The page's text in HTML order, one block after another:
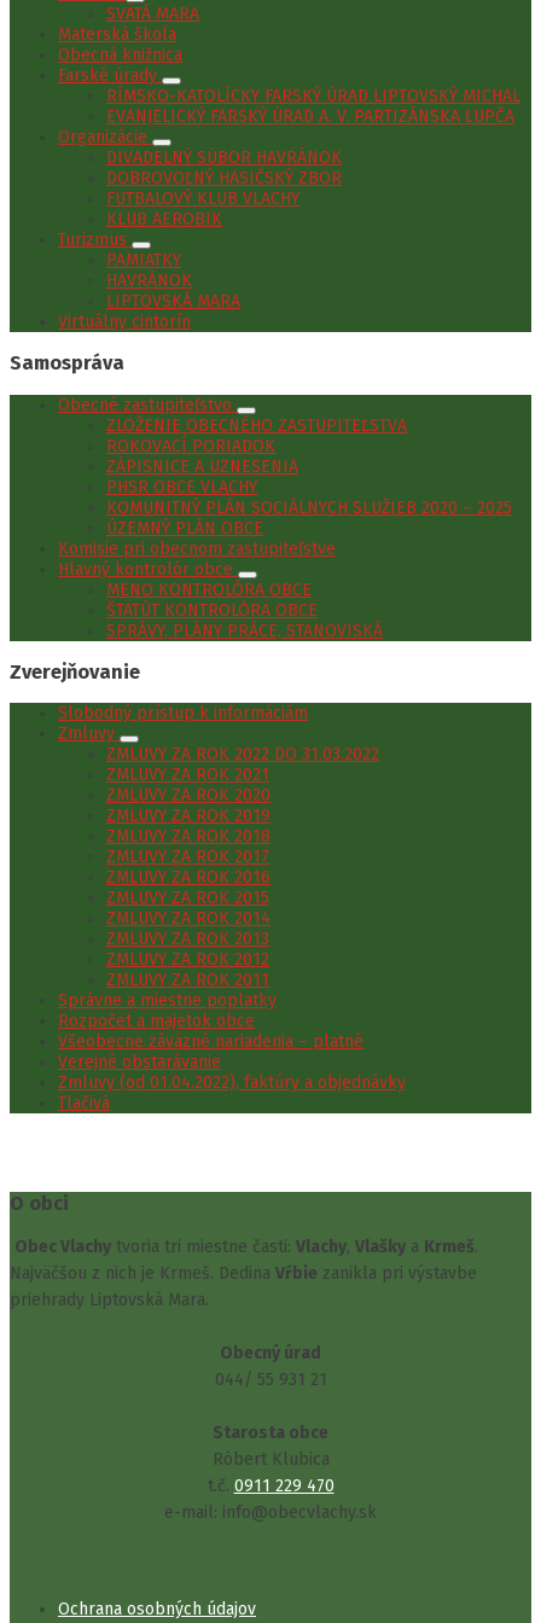
SVÄTÁ MARA
Materská škola
Obecná knižnica
Farské úrady
RÍMSKO-KATOLÍCKY FARSKÝ ÚRAD LIPTOVSKÝ MICHAL
EVANJELICKÝ FARSKÝ ÚRAD A. V. PARTIZÁNSKA ĽUPČA
Organizácie
DIVADELNÝ SÚBOR HAVRÁNOK
DOBROVOĽNÝ HASIČSKÝ ZBOR
FUTBALOVÝ KLUB VLACHY
KLUB AEROBIK
Turizmus
PAMIATKY
HAVRÁNOK
LIPTOVSKÁ MARA
Virtuálny cintorín
Samospráva
Obecné zastupiteľstvo
ZLOŽENIE OBECNÉHO ZASTUPITEĽSTVA
ROKOVACÍ PORIADOK
ZÁPISNICE A UZNESENIA
PHSR OBCE VLACHY
KOMUNITNÝ PLÁN SOCIÁLNYCH SLUŽIEB 2020 – 2025
ÚZEMNÝ PLÁN OBCE
Komisie pri obecnom zastupiteľstve
Hlavný kontrolór obce
MENO KONTROLÓRA OBCE
ŠTATÚT KONTROLÓRA OBCE
SPRÁVY, PLÁNY PRÁCE, STANOVISKÁ
Zverejňovanie
Slobodný prístup k informáciám
Zmluvy
ZMLUVY ZA ROK 2022 DO 31.03.2022
ZMLUVY ZA ROK 2021
ZMLUVY ZA ROK 2020
ZMLUVY ZA ROK 2019
ZMLUVY ZA ROK 2018
ZMLUVY ZA ROK 2017
ZMLUVY ZA ROK 2016
ZMLUVY ZA ROK 2015
ZMLUVY ZA ROK 2014
ZMLUVY ZA ROK 2013
ZMLUVY ZA ROK 2012
ZMLUVY ZA ROK 2011
Správne a miestne poplatky
Rozpočet a majetok obce
Všeobecne záväzné nariadenia – platné
Verejné obstarávanie
Zmluvy (od 01.04.2022), faktúry a objednávky
Tlačivá
O obci
Obec Vlachy tvoria tri miestne časti: Vlachy, Vlašky a Krmeš.
Najväčšou z nich je Krmeš. Dedina Vŕbie zanikla pri výstavbe
priehrady Liptovská Mara.
Obecný úrad
044/ 55 931 21
Starosta obce
Róbert Klubica
t.č. 0911 229 470
e-mail: info@obecvlachy.sk
Ochrana osobných údajov